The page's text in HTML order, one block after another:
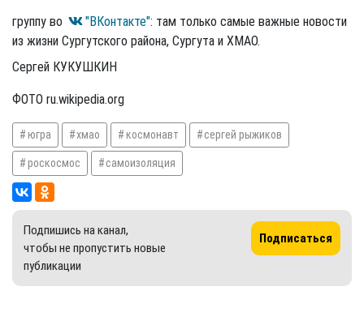
группу во
"ВКонтакте": там только самые важные новости
из жизни Сургутского района, Сургута и ХМАО.
Сергей КУКУШКИН
ФОТО ru.wikipedia.org
югра хмао космонавт сергей рыжиков
роскосмос самоизоляция
Подпишись на канал,
чтобы не пропустить новые
публикации
Подписаться